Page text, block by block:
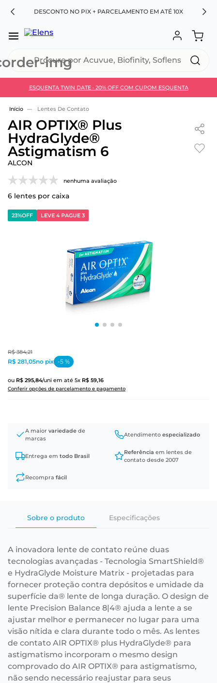
DESCONTO NO PIX + PARCELAMENTO EM ATÉ 10X
ESQUENTA TWIN DATE · 20% OFF COM CUPOM ESQUENTA
Use 30HOJE e ganhe 30% OFF + economia extra no
Lentes De Contato
AIR OPTIX® Plus
HydraGlyde®
Astigmatism 6
ALCON
nenhuma avaliação
6 lentes por caixa
23%OFF LEVE 4 PAGUE 3
ou R$ 295,84/uni em até 5x R$ 59,16
Conferir opções de parcelamento e pagamento
R$ 384,21
R$ 281,05no pix -5 %
A maior variedade de
marcas
Atendimento especializado
Entrega em todo Brasil
Referência em lentes de
contato desde 2007
Recompra fácil
Sobre o produto Especificações
A inovadora lente de contato reúne duas
tecnologias avançadas - Tecnologia SmartShield®
e HydraGlyde Moisture Matrix - projetadas para
fornecer proteção contra depósitos e umidade da
superfície da® lente de longa duração. O design de
lente Precision Balance 8|4® ajuda a lente a se
ajustar melhor e permanecer no lugar para uma
visão nítida e clara durante todo o mês. As lentes
de contato AIR OPTIX® plus HydraGlyde® para
astigmatismo incorporam o mesmo design
comprovado do AIR OPTIX® para astigmatismo,
não sendo necessário reajustar para seus